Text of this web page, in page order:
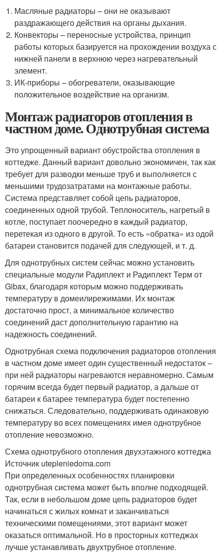
Масляные радиаторы – они не оказывают
раздражающего действия на органы дыхания.
Конвекторы – переносные устройства, принцип
работы которых базируется на прохождении воздуха с
нижней панели в верхнюю через нагревательный
элемент.
ИК-приборы – обогреватели, оказывающие
положительное воздействие на организм.
Монтаж радиаторов отопления в
частном доме. Однотрубная система
Это упрощенный вариант обустройства отопления в
коттедже. Данный вариант довольно экономичен, так как
требует для разводки меньше труб и выполняется с
меньшими трудозатратами на монтажные работы.
Система представляет собой цепь радиаторов,
соединенных одной трубой. Теплоноситель, нагретый в
котле, поступает поочередно в каждый радиатор,
перетекая из одного в другой. То есть «обратка» из одой
батареи становится подачей для следующей, и т. д.
Для однотрубных систем сейчас можно установить
специальные модули Радиплект и Радиплект Терм от
Gibax, благодаря которым можно поддерживать
температуру в домеилирежимами. Их монтаж
достаточно прост, а минимальное количество
соединений даст дополнительную гарантию на
надежность соединений.
Однотрубная схема подключения радиаторов отопления
в частном доме имеет один существенный недостаток –
при ней радиаторы нагреваются неравномерно. Самым
горячим всегда будет первый радиатор, а дальше от
батареи к батарее температура будет постепенно
снижаться. Следовательно, поддерживать одинаковую
температуру во всех помещениях имея однотрубное
отопление невозможно.
Схема однотрубного отопления двухэтажного коттеджа
Источник utepleniedoma.com
При определенных особенностях планировки
однотрубная система может быть вполне подходящей.
Так, если в небольшом доме цепь радиаторов будет
начинаться с жилых комнат и заканчиваться
техническими помещениями, этот вариант может
оказаться оптимальной. Но в просторных коттеджах
лучше устанавливать двухтрубное отопление.